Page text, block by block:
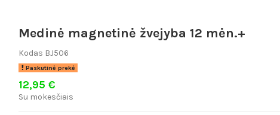
Medinė magnetinė žvejyba 12 mėn.+
Kodas BJ506
Paskutinė prekė
12,95 €
Su mokesčiais